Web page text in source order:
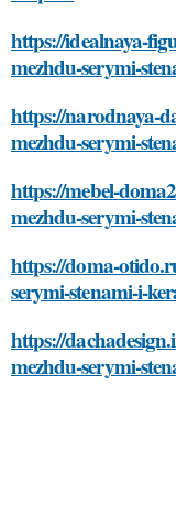
https://idealnaya-
mezhdu-serymi-
https://narodnaya-
mezhdu-serymi-
https://mebel-
mezhdu-serymi-
https://doma-
serymi-stenami-i-
https://
mezhdu-serymi-